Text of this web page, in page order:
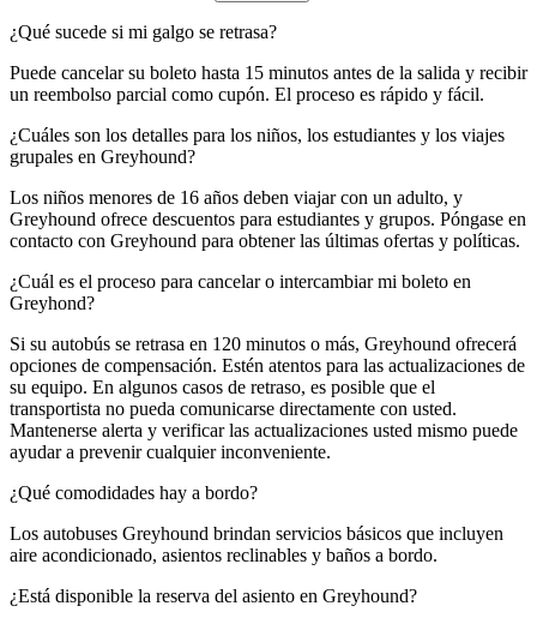
¿Qué sucede si mi galgo se retrasa?
Puede cancelar su boleto hasta 15 minutos antes de la salida y recibir
un reembolso parcial como cupón. El proceso es rápido y fácil.
¿Cuáles son los detalles para los niños, los estudiantes y los viajes
grupales en Greyhound?
Los niños menores de 16 años deben viajar con un adulto, y
Greyhound ofrece descuentos para estudiantes y grupos. Póngase en
contacto con Greyhound para obtener las últimas ofertas y políticas.
¿Cuál es el proceso para cancelar o intercambiar mi boleto en
Greyhond?
Si su autobús se retrasa en 120 minutos o más, Greyhound ofrecerá
opciones de compensación. Estén atentos para las actualizaciones de
su equipo. En algunos casos de retraso, es posible que el
transportista no pueda comunicarse directamente con usted.
Mantenerse alerta y verificar las actualizaciones usted mismo puede
ayudar a prevenir cualquier inconveniente.
¿Qué comodidades hay a bordo?
Los autobuses Greyhound brindan servicios básicos que incluyen
aire acondicionado, asientos reclinables y baños a bordo.
¿Está disponible la reserva del asiento en Greyhound?